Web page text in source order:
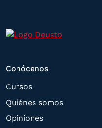
Conócenos
Cursos
Quiénes somos
Opiniones